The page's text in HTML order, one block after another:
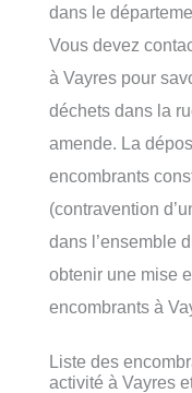
dans le
Vous devez
à Vayres pour
déchets dans la
amende. La
encombrants
(contravention
dans l’ensemble
obtenir une mise
encombrants à
Liste des
activité à Vayres